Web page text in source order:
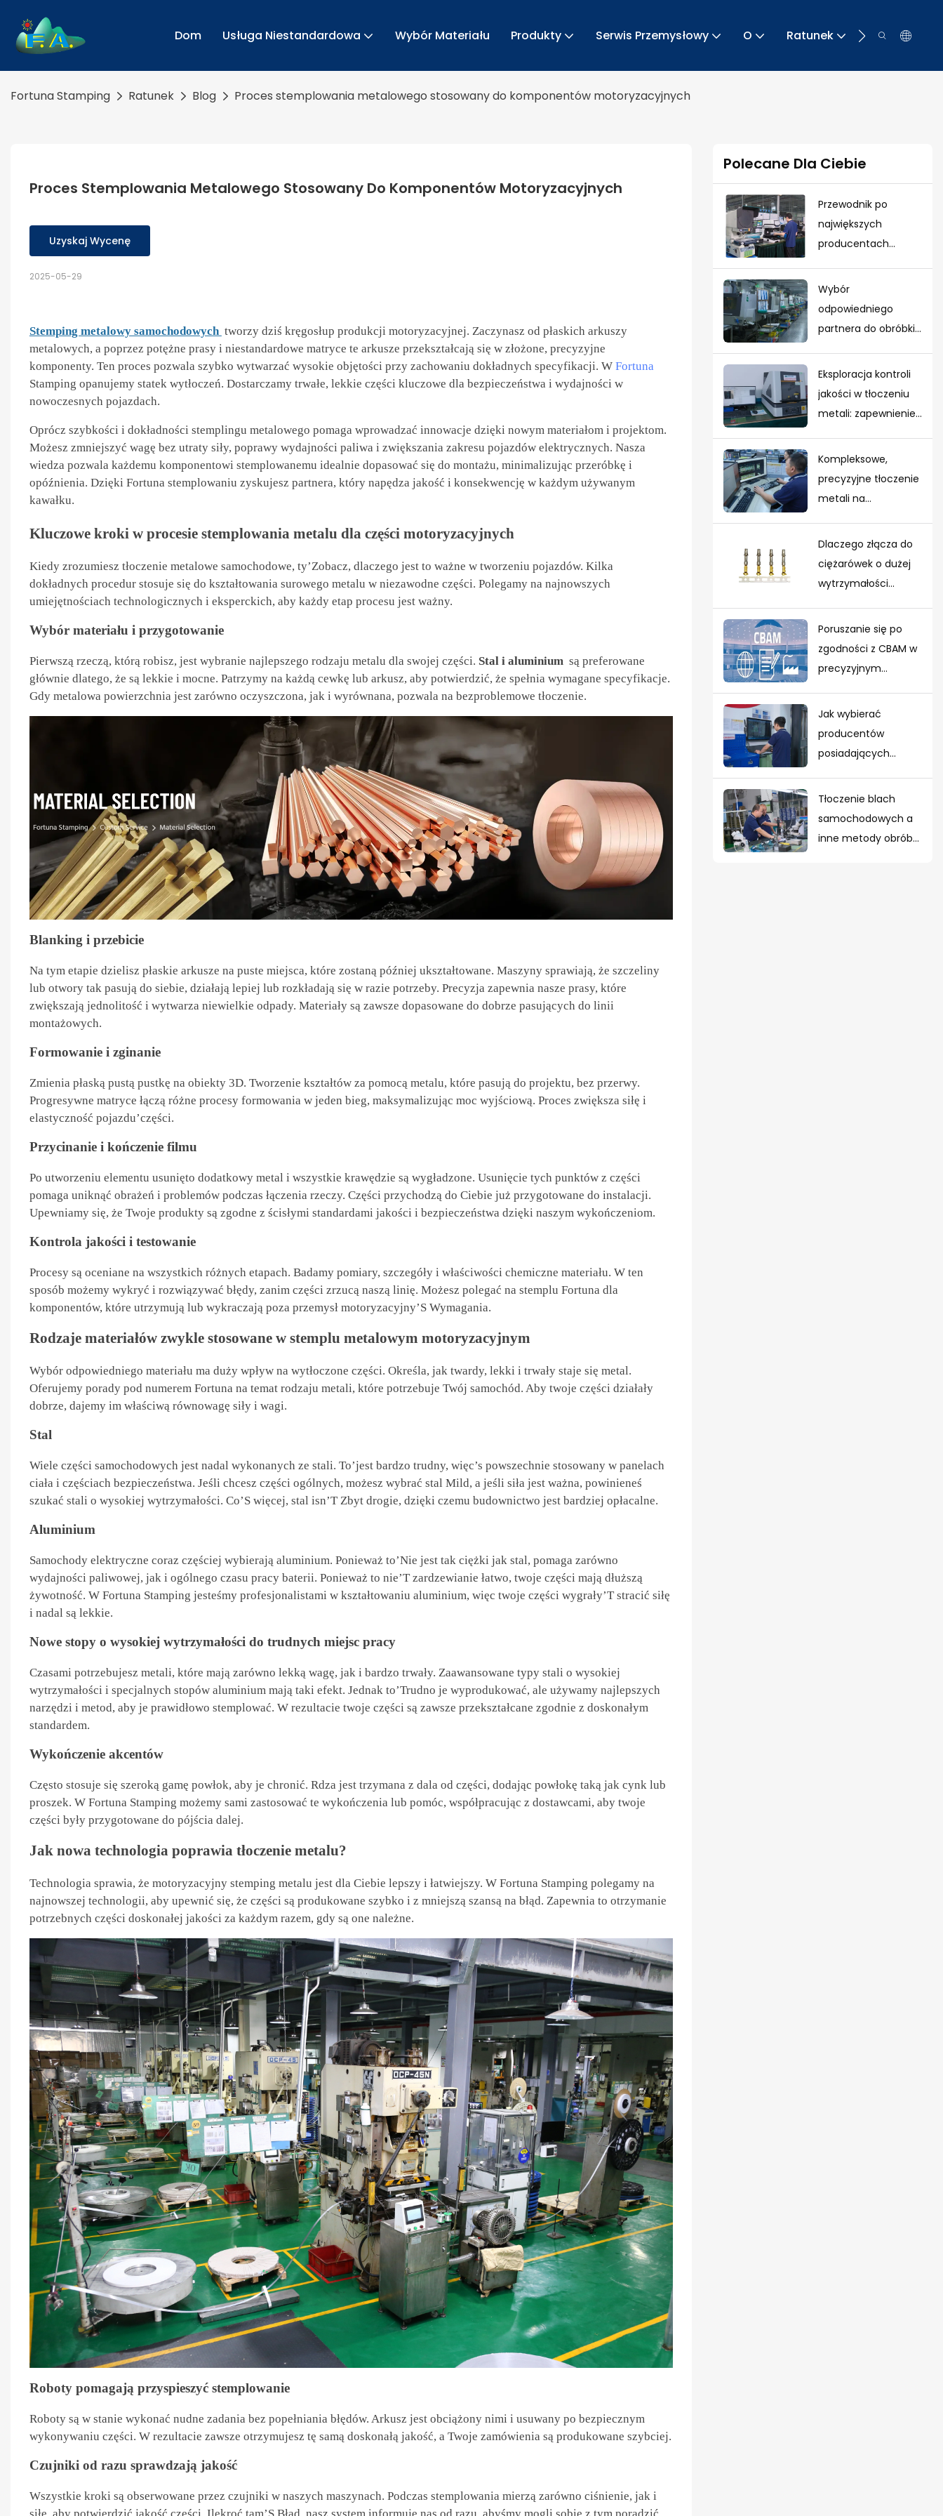
Dom Usługa Niestandardowa Wybór Materiału Produkty Serwis Przemysłowy O Ratunek Kontakt
Fortuna Stamping Ratunek Blog Proces stemplowania metalowego stosowany do komponentów motoryzacyjnych
Proces Stemplowania Metalowego Stosowany Do Komponentów Motoryzacyjnych
Uzyskaj Wycenę
2025-05-29
Stemping metalowy samochodowych tworzy dziś kręgosłup produkcji motoryzacyjnej. Zaczynasz od płaskich arkuszy
metalowych, a poprzez potężne prasy i niestandardowe matryce te arkusze przekształcają się w złożone, precyzyjne
komponenty. Ten proces pozwala szybko wytwarzać wysokie objętości przy zachowaniu dokładnych specyfikacji. W Fortuna
Stamping opanujemy statek wytłoczeń. Dostarczamy trwałe, lekkie części kluczowe dla bezpieczeństwa i wydajności w
nowoczesnych pojazdach.
Oprócz szybkości i dokładności stemplingu metalowego pomaga wprowadzać innowacje dzięki nowym materiałom i projektom.
Możesz zmniejszyć wagę bez utraty siły, poprawy wydajności paliwa i zwiększania zakresu pojazdów elektrycznych. Nasza
wiedza pozwala każdemu komponentowi stemplowanemu idealnie dopasować się do montażu, minimalizując przeróbkę i
opóźnienia. Dzięki Fortuna stemplowaniu zyskujesz partnera, który napędza jakość i konsekwencję w każdym używanym
kawałku.
Kluczowe kroki w procesie stemplowania metalu dla części motoryzacyjnych
Kiedy zrozumiesz tłoczenie metalowe samochodowe, ty’Zobacz, dlaczego jest to ważne w tworzeniu pojazdów. Kilka
dokładnych procedur stosuje się do kształtowania surowego metalu w niezawodne części. Polegamy na najnowszych
umiejętnościach technologicznych i eksperckich, aby każdy etap procesu jest ważny.
Wybór materiału i przygotowanie
Pierwszą rzeczą, którą robisz, jest wybranie najlepszego rodzaju metalu dla swojej części. Stal i aluminium są preferowane
głównie dlatego, że są lekkie i mocne. Patrzymy na każdą cewkę lub arkusz, aby potwierdzić, że spełnia wymagane specyfikacje.
Gdy metalowa powierzchnia jest zarówno oczyszczona, jak i wyrównana, pozwala na bezproblemowe tłoczenie.
Blanking i przebicie
Na tym etapie dzielisz płaskie arkusze na puste miejsca, które zostaną później ukształtowane. Maszyny sprawiają, że szczeliny
lub otwory tak pasują do siebie, działają lepiej lub rozkładają się w razie potrzeby. Precyzja zapewnia nasze prasy, które
zwiększają jednolitość i wytwarza niewielkie odpady. Materiały są zawsze dopasowane do dobrze pasujących do linii
montażowych.
Formowanie i zginanie
Zmienia płaską pustą pustkę na obiekty 3D. Tworzenie kształtów za pomocą metalu, które pasują do projektu, bez przerwy.
Progresywne matryce łączą różne procesy formowania w jeden bieg, maksymalizując moc wyjściową. Proces zwiększa siłę i
elastyczność pojazdu’części.
Przycinanie i kończenie filmu
Po utworzeniu elementu usunięto dodatkowy metal i wszystkie krawędzie są wygładzone. Usunięcie tych punktów z części
pomaga uniknąć obrażeń i problemów podczas łączenia rzeczy. Części przychodzą do Ciebie już przygotowane do instalacji.
Upewniamy się, że Twoje produkty są zgodne z ścisłymi standardami jakości i bezpieczeństwa dzięki naszym wykończeniom.
Kontrola jakości i testowanie
Procesy są oceniane na wszystkich różnych etapach. Badamy pomiary, szczegóły i właściwości chemiczne materiału. W ten
sposób możemy wykryć i rozwiązywać błędy, zanim części zrzucą naszą linię. Możesz polegać na stemplu Fortuna dla
komponentów, które utrzymują lub wykraczają poza przemysł motoryzacyjny’S Wymagania.
Rodzaje materiałów zwykle stosowane w stemplu metalowym motoryzacyjnym
Wybór odpowiedniego materiału ma duży wpływ na wytłoczone części. Określa, jak twardy, lekki i trwały staje się metal.
Oferujemy porady pod numerem Fortuna na temat rodzaju metali, które potrzebuje Twój samochód. Aby twoje części działały
dobrze, dajemy im właściwą równowagę siły i wagi.
Stal
Wiele części samochodowych jest nadal wykonanych ze stali. To’jest bardzo trudny, więc’s powszechnie stosowany w panelach
ciała i częściach bezpieczeństwa. Jeśli chcesz części ogólnych, możesz wybrać stal Mild, a jeśli siła jest ważna, powinieneś
szukać stali o wysokiej wytrzymałości. Co’S więcej, stal isn’T Zbyt drogie, dzięki czemu budownictwo jest bardziej opłacalne.
Aluminium
Samochody elektryczne coraz częściej wybierają aluminium. Ponieważ to’Nie jest tak ciężki jak stal, pomaga zarówno
wydajności paliwowej, jak i ogólnego czasu pracy baterii. Ponieważ to nie’T zardzewianie łatwo, twoje części mają dłuższą
żywotność. W Fortuna Stamping jesteśmy profesjonalistami w kształtowaniu aluminium, więc twoje części wygrały’T stracić siłę
i nadal są lekkie.
Nowe stopy o wysokiej wytrzymałości do trudnych miejsc pracy
Czasami potrzebujesz metali, które mają zarówno lekką wagę, jak i bardzo trwały. Zaawansowane typy stali o wysokiej
wytrzymałości i specjalnych stopów aluminium mają taki efekt. Jednak to’Trudno je wyprodukować, ale używamy najlepszych
narzędzi i metod, aby je prawidłowo stemplować. W rezultacie twoje części są zawsze przekształcane zgodnie z doskonałym
standardem.
Wykończenie akcentów
Często stosuje się szeroką gamę powłok, aby je chronić. Rdza jest trzymana z dala od części, dodając powłokę taką jak cynk lub
proszek. W Fortuna Stamping możemy sami zastosować te wykończenia lub pomóc, współpracując z dostawcami, aby twoje
części były przygotowane do pójścia dalej.
Jak nowa technologia poprawia tłoczenie metalu?
Technologia sprawia, że ​​motoryzacyjny stemping metalu jest dla Ciebie lepszy i łatwiejszy. W Fortuna Stamping polegamy na
najnowszej technologii, aby upewnić się, że części są produkowane szybko i z mniejszą szansą na błąd. Zapewnia to otrzymanie
potrzebnych części doskonałej jakości za każdym razem, gdy są one należne.
Roboty pomagają przyspieszyć stemplowanie
Roboty są w stanie wykonać nudne zadania bez popełniania błędów. Arkusz jest obciążony nimi i usuwany po bezpiecznym
wykonywaniu części. W rezultacie zawsze otrzymujesz tę samą doskonałą jakość, a Twoje zamówienia są produkowane szybciej.
Czujniki od razu sprawdzają jakość
Wszystkie kroki są obserwowane przez czujniki w naszych maszynach. Podczas stemplowania mierzą zarówno ciśnienie, jak i
siłę, aby potwierdzić jakość części. Ilekroć tam’S Błąd, nasz system informuje nas od razu, abyśmy mogli sobie z tym poradzić.
Polecane Dla Ciebie
Przewodnik po
największych
producentach
w Chinach w 2026 r.
Wybór
odpowiedniego
partnera do obróbki
cechy, na które
należy zwrócić
uwagę
Eksploracja kontroli
jakości w tłoczeniu
metali: zapewnienie
każdej części
Kompleksowe,
precyzyjne tłoczenie
metali na
projektowania form
po produkcję
masową
Dlaczego złącza do
ciężarówek o dużej
wytrzymałości
normy ISO 7638 i ISO
12098
Poruszanie się po
zgodności z CBAM w
precyzyjnym
przewodnik dla
europejskich
nabywców
Jak wybierać
producentów
posiadających
dla terminali
samochodowych
Tłoczenie blach
samochodowych a
inne metody obróbki: